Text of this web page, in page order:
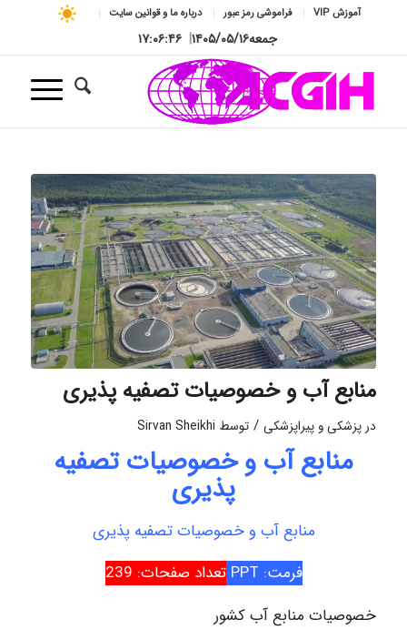
آموزش VIP فراموشی رمز عبور درباره ما و قوانین سایت
جمعه۱۴۰۵/۰۵/۱۶| ۱۷:۰۶:۴۷
منابع آب و خصوصیات تصفیه پذیری
درپزشکی و پیراپزشکی / توسط Sirvan Sheikhi
منابع آب و خصوصیات تصفیه
پذیری
منابع آب و خصوصیات تصفیه پذیری
فرمت: PPT
تعداد صفحات: 239
خصوصیات منابع آب کشور